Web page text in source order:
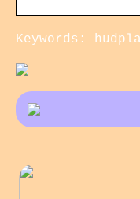
Keywords: